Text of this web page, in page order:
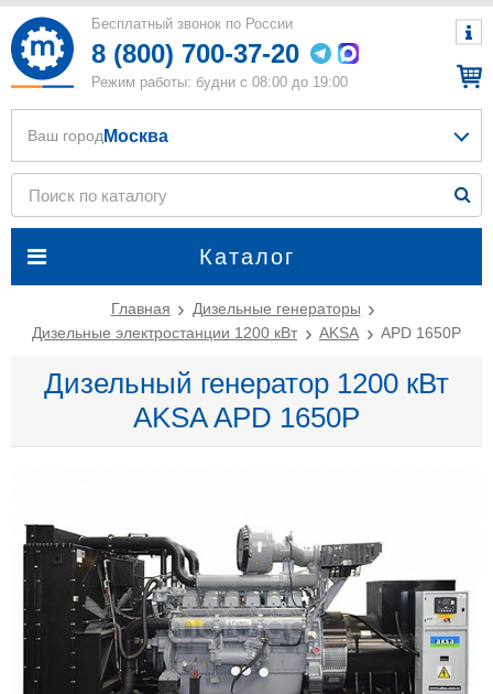
Бесплатный звонок по России
8 (800) 700-37-20
Режим работы: будни с 08:00 до 19:00
Каталог
Ваш город Москва
Главная
Дизельные генераторы
Дизельные электростанции 1200 кВт
AKSA APD 1650P
Дизельный генератор 1200 кВт
AKSA APD 1650P